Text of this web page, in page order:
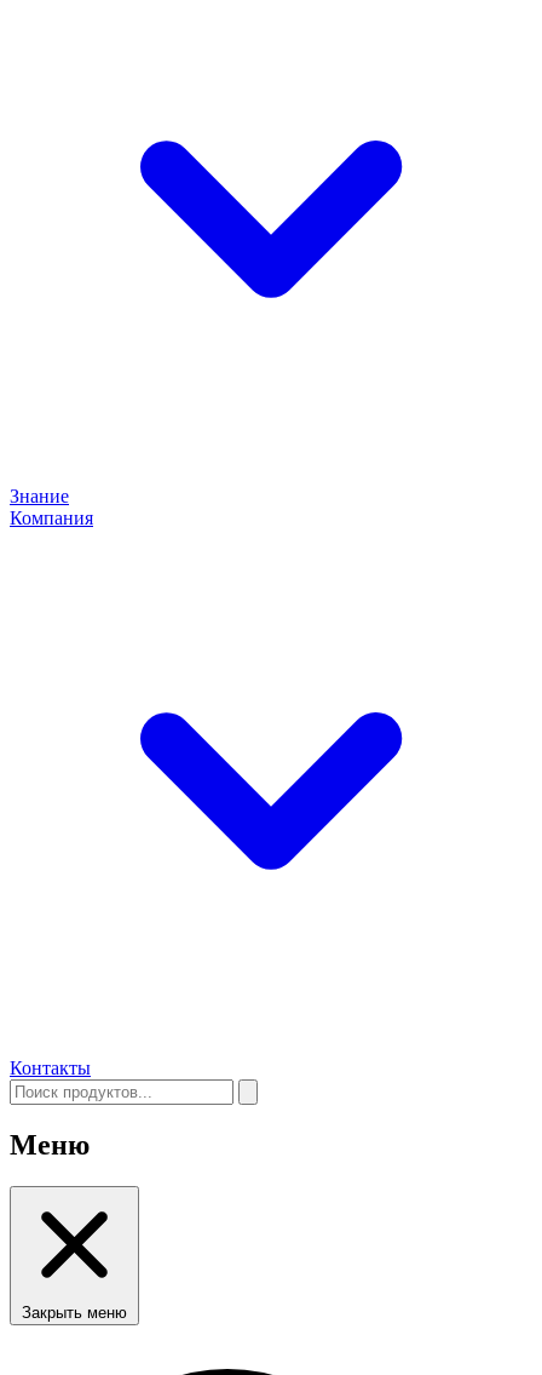
Знание
Компания
Контакты
Меню
Закрыть меню